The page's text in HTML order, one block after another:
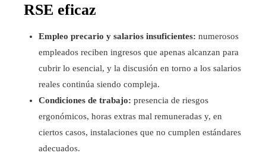
RSE eficaz
Empleo precario y salarios insuficientes: numerosos
empleados reciben ingresos que apenas alcanzan para
cubrir lo esencial, y la discusión en torno a los salarios
reales continúa siendo compleja.
Condiciones de trabajo: presencia de riesgos
ergonómicos, horas extras mal remuneradas y, en
ciertos casos, instalaciones que no cumplen estándares
adecuados.